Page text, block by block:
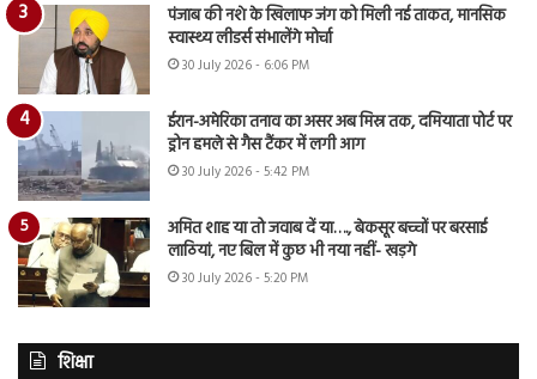
पंजाब की नशे के खिलाफ जंग को मिली नई ताकत, मानसिक
स्वास्थ्य लीडर्स संभालेंगे मोर्चा
30 July 2026 - 6:06 PM
ईरान-अमेरिका तनाव का असर अब मिस्र तक, दमियाता पोर्ट पर
ड्रोन हमले से गैस टैंकर में लगी आग
30 July 2026 - 5:42 PM
अमित शाह या तो जवाब दें या…., बेकसूर बच्चों पर बरसाई
लाठियां, नए बिल में कुछ भी नया नहीं- खड़गे
30 July 2026 - 5:20 PM
शिक्षा